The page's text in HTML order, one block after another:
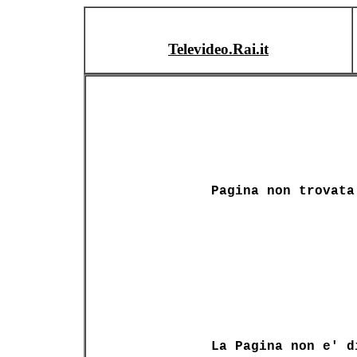
Televideo.Rai.it
Pagina non trovata
La Pagina non e'